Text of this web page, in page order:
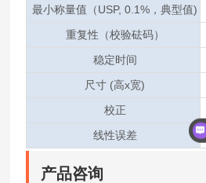
最小称量值（USP, 0.1%，典型值)
重复性（校验砝码）
稳定时间
尺寸 (高x宽)
校正
线性误差
产品咨询